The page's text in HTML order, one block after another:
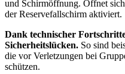
und Schirmöffnung. Öffnet
der Reservefallschirm aktiviert.
Dank technischer
Sicherheitslücken. So sind
die vor Verletzungen bei
schützen.